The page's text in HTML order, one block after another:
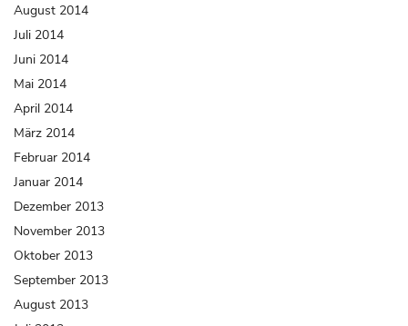
August 2014
Juli 2014
Juni 2014
Mai 2014
April 2014
März 2014
Februar 2014
Januar 2014
Dezember 2013
November 2013
Oktober 2013
September 2013
August 2013